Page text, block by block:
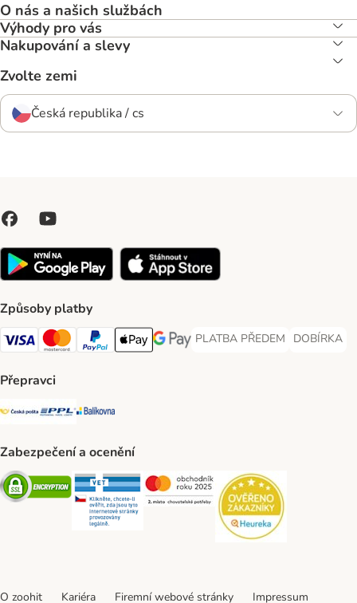
O nás a našich službách
Výhody pro vás
Nakupování a slevy
Zvolte zemi
Česká republika / cs
Způsoby platby
Visa Payment Method
Mastercard Payment Method
PayPal Payment Method
Apple pay Payment Method
GooglePay Payment Method
PLATBA PŘEDEM
PLATBA PŘEDEM Payment
DOBÍRKA
DOBÍRKA
Přepravci
Česká pošta Shipping Method
PPL Shipping Method
Balíkovna Shipping Method
Zabezpečení a ocenění
Security Security Security
O zoohit Kariéra Firemní webové stránky Impressum